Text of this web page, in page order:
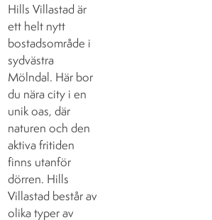
Hills Villastad är
ett helt nytt
bostadsområde i
sydvästra
Mölndal. Här bor
du nära city i en
unik oas, där
naturen och den
aktiva fritiden
finns utanför
dörren. Hills
Villastad består av
olika typer av